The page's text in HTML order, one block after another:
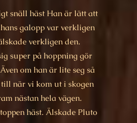
snäll häst Han är lätt att
galopp var verkligen
verkligen den.
super på hoppning gör
om han är lite seg så
när vi kom ut i skogen
nästan hela vägen.
häst. Älskade Pluto